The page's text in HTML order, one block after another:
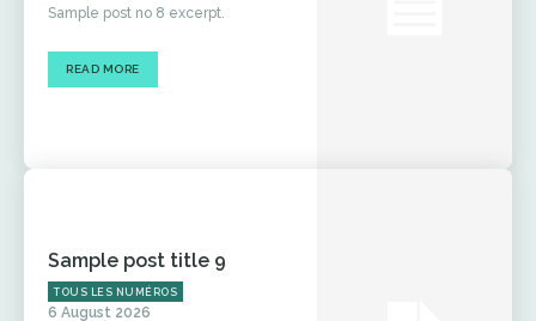
Sample post no 8 excerpt.
READ MORE
Sample post title 9
TOUS LES NUMÉROS
6 August 2026